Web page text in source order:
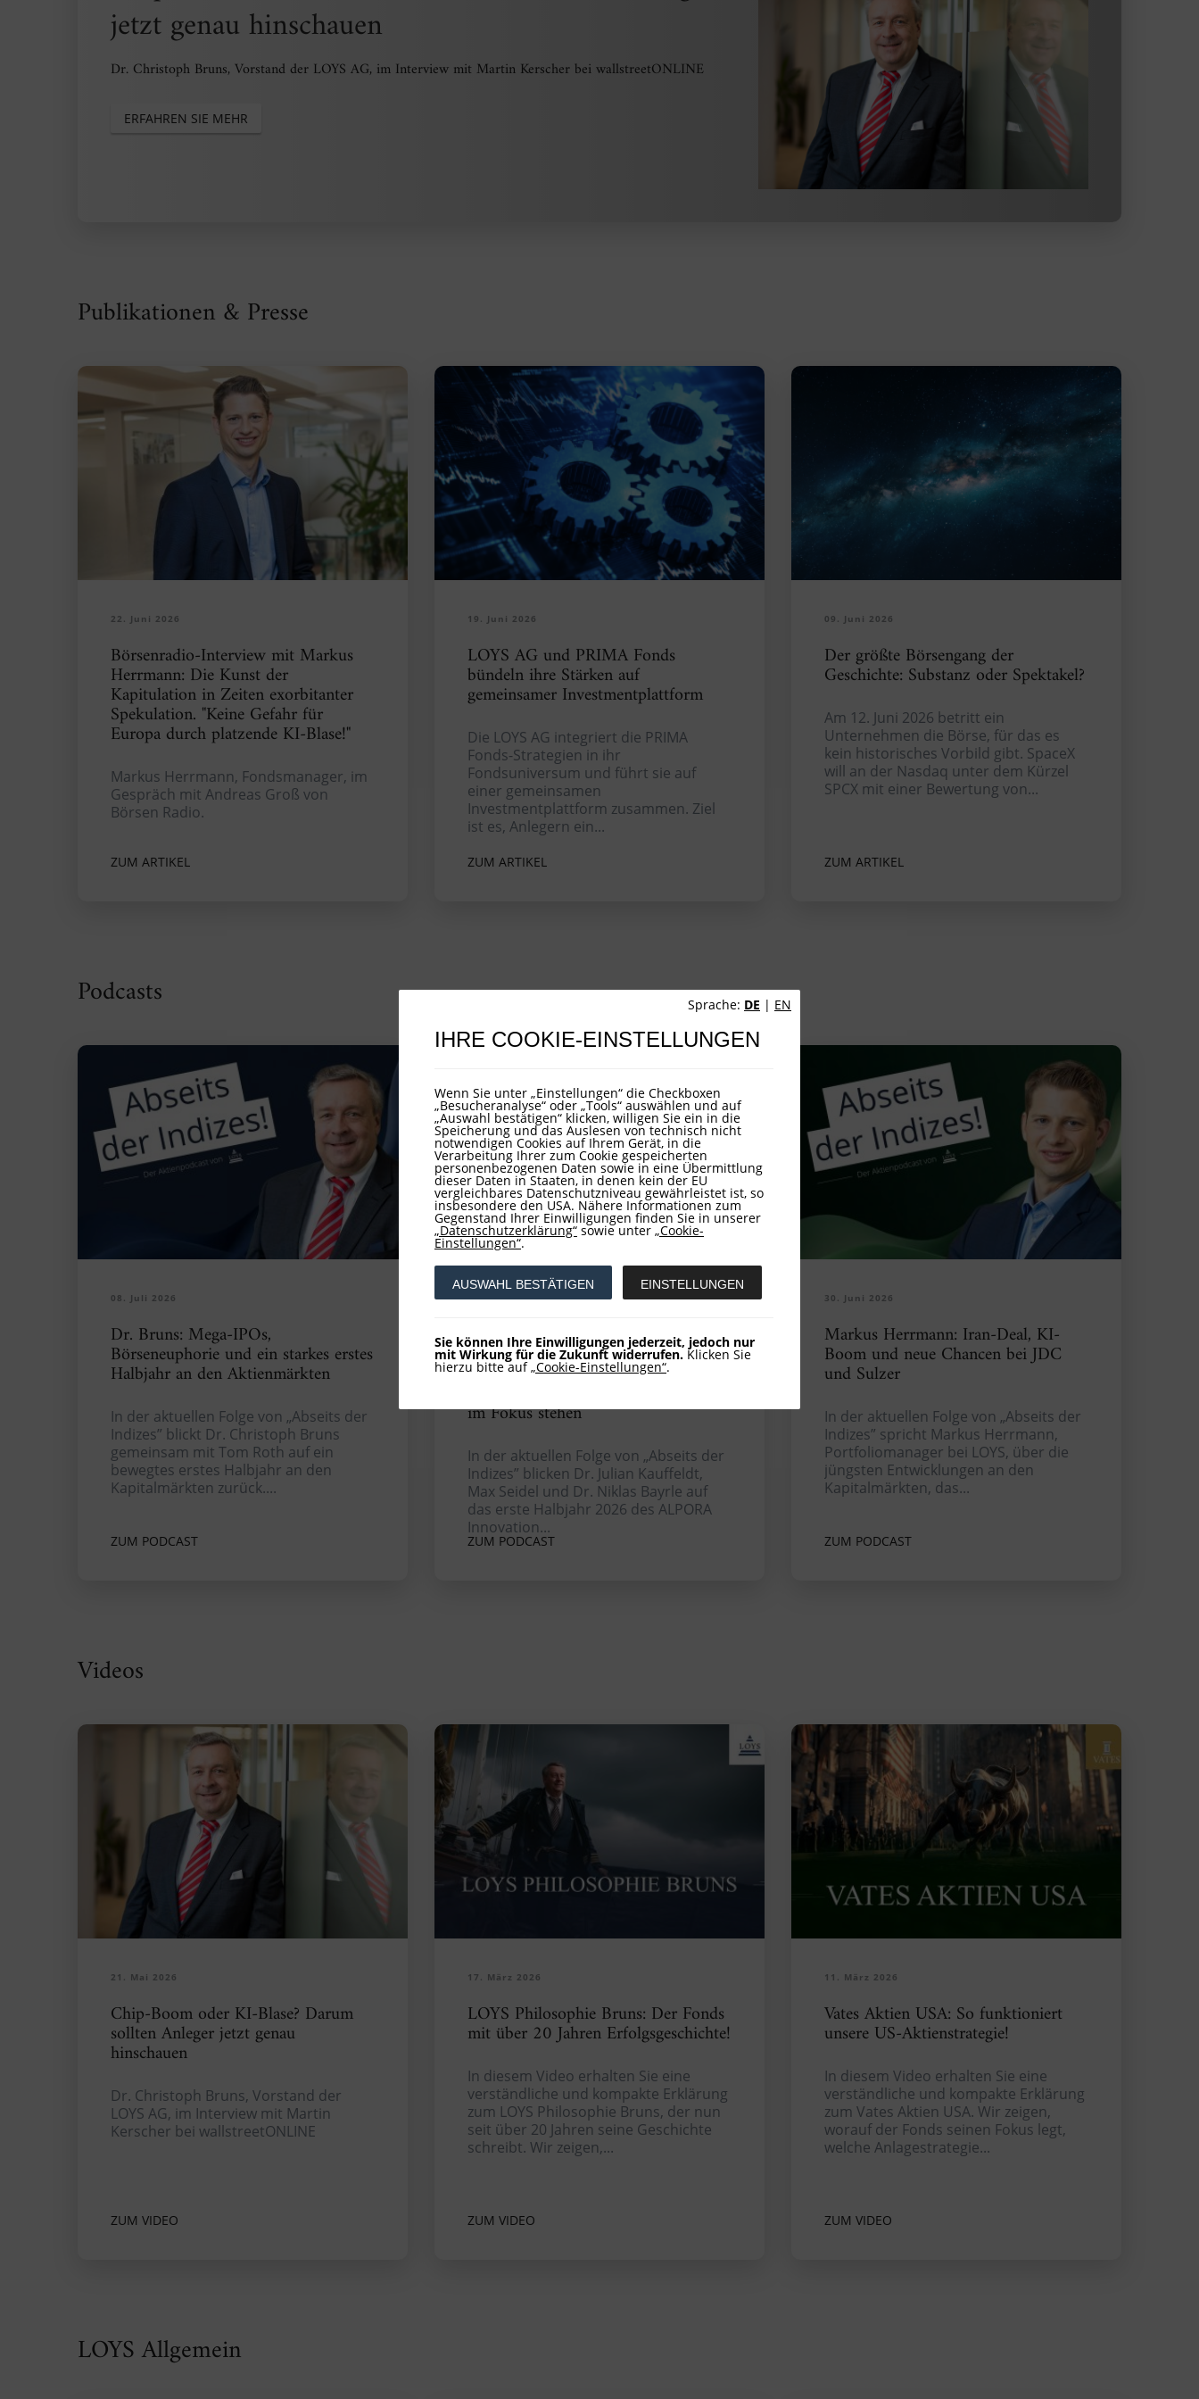
Sprache: DE | EN
IHRE COOKIE-EINSTELLUNGEN
Wenn Sie unter „Einstellungen“ die Checkboxen
„Besucheranalyse“ oder „Tools“ auswählen und auf
„Auswahl bestätigen“ klicken, willigen Sie ein in die
Speicherung und das Auslesen von technisch nicht
notwendigen Cookies auf Ihrem Gerät, in die
Verarbeitung Ihrer zum Cookie gespeicherten
personenbezogenen Daten sowie in eine Übermittlung
dieser Daten in Staaten, in denen kein der EU
vergleichbares Datenschutzniveau gewährleistet ist, so
insbesondere den USA. Nähere Informationen zum
Gegenstand Ihrer Einwilligungen finden Sie in unserer
„Datenschutzerklärung“ sowie unter „Cookie-
Einstellungen“.
AUSWAHL BESTÄTIGEN EINSTELLUNGEN
Sie können Ihre Einwilligungen jederzeit, jedoch nur
mit Wirkung für die Zukunft widerrufen. Klicken Sie
hierzu bitte auf„Cookie-Einstellungen“.
jetzt genau hinschauen
Dr. Christoph Bruns, Vorstand der LOYS AG, im Interview mit Martin Kerscher bei wallstreetONLINE
ERFAHREN SIE MEHR
Publikationen & Presse
22. Juni 2026
Börsenradio-Interview mit Markus
Herrmann: Die Kunst der
Kapitulation in Zeiten exorbitanter
Spekulation. "Keine Gefahr für
Europa durch platzende KI-Blase!"
Markus Herrmann, Fondsmanager, im
Gespräch mit Andreas Groß von
Börsen Radio.
ZUM ARTIKEL
19. Juni 2026
LOYS AG und PRIMA Fonds
bündeln ihre Stärken auf
gemeinsamer Investmentplattform
Die LOYS AG integriert die PRIMA
Fonds-Strategien in ihr
Fondsuniversum und führt sie auf
einer gemeinsamen
Investmentplattform zusammen. Ziel
ist es, Anlegern ein...
ZUM ARTIKEL
09. Juni 2026
Der größte Börsengang der
Geschichte: Substanz oder Spektakel?
Am 12. Juni 2026 betritt ein
Unternehmen die Börse, für das es
kein historisches Vorbild gibt. SpaceX
will an der Nasdaq unter dem Kürzel
SPCX mit einer Bewertung von...
ZUM ARTIKEL
Podcasts
08. Juli 2026
Dr. Bruns: Mega-IPOs,
Börseneuphorie und ein starkes erstes
Halbjahr an den Aktienmärkten
In der aktuellen Folge von „Abseits der
Indizes” blickt Dr. Christoph Bruns
gemeinsam mit Tom Roth auf ein
bewegtes erstes Halbjahr an den
Kapitalmärkten zurück....
ZUM PODCAST
06. Juli 2026
Dr. Julian Kauffeldt, Max Seidl & Dr.
Niklas Bayrle: Europäische
Innovation – warum Qualität,
im Fokus stehen
In der aktuellen Folge von „Abseits der
Indizes” blicken Dr. Julian Kauffeldt,
Max Seidel und Dr. Niklas Bayrle auf
das erste Halbjahr 2026 des ALPORA
Innovation...
ZUM PODCAST
30. Juni 2026
Markus Herrmann: Iran-Deal, KI-
Boom und neue Chancen bei JDC
und Sulzer
In der aktuellen Folge von „Abseits der
Indizes” spricht Markus Herrmann,
Portfoliomanager bei LOYS, über die
jüngsten Entwicklungen an den
Kapitalmärkten, das...
ZUM PODCAST
Videos
21. Mai 2026
Chip-Boom oder KI-Blase? Darum
sollten Anleger jetzt genau
hinschauen
Dr. Christoph Bruns, Vorstand der
LOYS AG, im Interview mit Martin
Kerscher bei wallstreetONLINE
ZUM VIDEO
17. März 2026
LOYS Philosophie Bruns: Der Fonds
mit über 20 Jahren Erfolgsgeschichte!
In diesem Video erhalten Sie eine
verständliche und kompakte Erklärung
zum LOYS Philosophie Bruns, der nun
seit über 20 Jahren seine Geschichte
schreibt. Wir zeigen,...
ZUM VIDEO
11. März 2026
Vates Aktien USA: So funktioniert
unsere US-Aktienstrategie!
In diesem Video erhalten Sie eine
verständliche und kompakte Erklärung
zum Vates Aktien USA. Wir zeigen,
worauf der Fonds seinen Fokus legt,
welche Anlagestrategie...
ZUM VIDEO
LOYS Allgemein